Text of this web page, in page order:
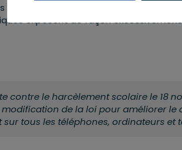
10-14 ans vont régulièrement sur
exposent de façon
contre le harcèlement scolaire le 18
de la loi pour améliorer le
tous les téléphones, ordinateurs et